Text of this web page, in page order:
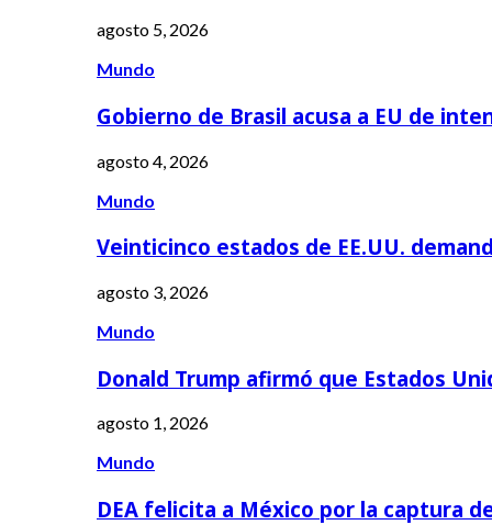
agosto 5, 2026
Mundo
Gobierno de Brasil acusa a EU de
agosto 4, 2026
Mundo
Veinticinco estados de EE.UU.
agosto 3, 2026
Mundo
Donald Trump afirmó que Estados
agosto 1, 2026
Mundo
DEA felicita a México por la captura